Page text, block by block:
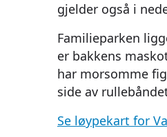
gjelder også i
Familieparken
er bakkens
har morsomme
side av
Se løypekart for